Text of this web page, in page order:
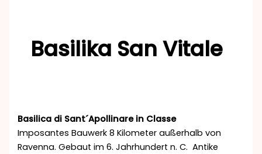
Basilika San Vitale
Basilica di Sant´Apollinare in Classe
Imposantes Bauwerk 8 Kilometer außerhalb von
Ravenna. Gebaut im 6. Jahrhundert n. C. Antike